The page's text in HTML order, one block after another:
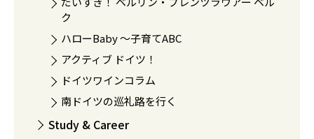
ク
ハローBaby 〜子育てABC
アクティブ ドイツ！
ドイツワインコラム
南ドイツの巡礼路を行く
Study & Career